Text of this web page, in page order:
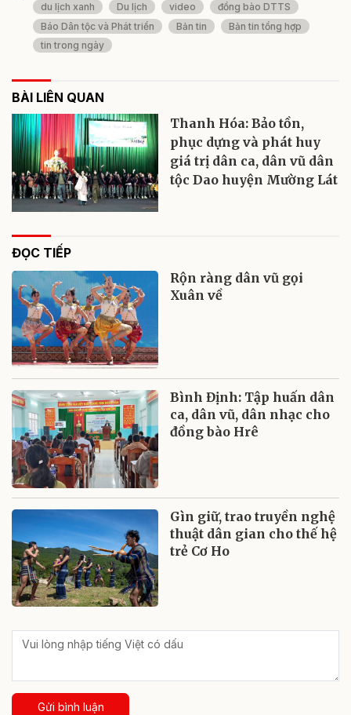
du lịch xanh
Du lịch video
đồng bào DTTS
Báo Dân tộc và Phát triển
Bản tin
Bản tin tổng hợp
tin trong ngày
BÀI LIÊN QUAN
Thanh Hóa: Bảo tồn,
phục dựng và phát huy
giá trị dân ca, dân vũ dân
tộc Dao huyện Mường Lát
ĐỌC TIẾP
Rộn ràng dân vũ gọi
Xuân về
Bình Định: Tập huấn dân
ca, dân vũ, dân nhạc cho
đồng bào Hrê
Gìn giữ, trao truyền nghệ
thuật dân gian cho thế hệ
trẻ Cơ Ho
Gửi bình luận